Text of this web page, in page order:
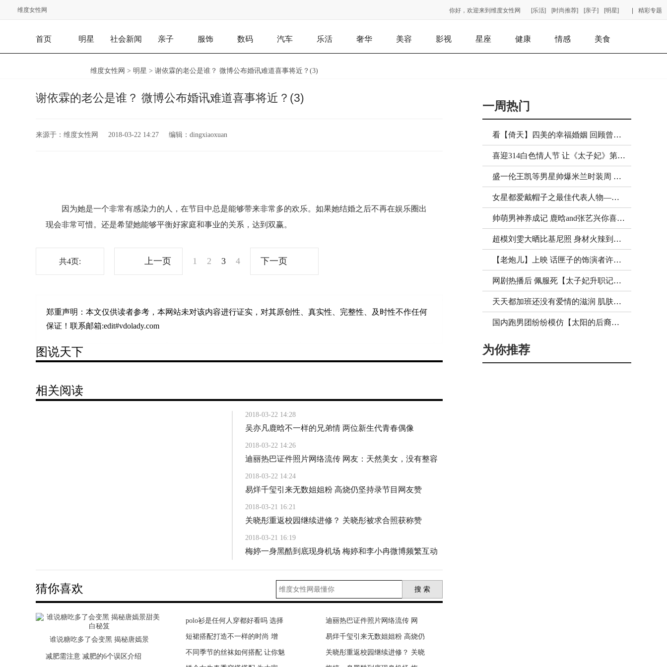
维度女性网 精彩专题
[乐活] [时尚推荐] [亲子] [明星]
你好，欢迎来到维度女性网
首页 明星 社会新闻 亲子 服饰 数码 汽车 乐活 奢华 美容 影视 星座 健康 情感 美食
维度女性网 > 明星 > 谢依霖的老公是谁？ 微博公布婚讯难道喜事将近？(3)
谢依霖的老公是谁？ 微博公布婚讯难道喜事将近？(3)
来源于： 维度女性网 2018-03-22 14:27 编辑： dingxiaoxuan
因为她是一个非常有感染力的人，在节目中总是能够带来非常多的欢乐。如果她结婚之后不再在娱乐圈出
现会非常可惜。还是希望她能够平衡好家庭和事业的关系，达到双赢。
共4页: 上一页 1 2 3 4 下一页
郑重声明： 本文仅供读者参考，本网站未对该内容进行证实，对其原创性、真实性、完整性、及时性不作任何
保证！联系邮箱:edit#vdolady.com
图说天下
相关阅读
2018-03-22 14:28
吴亦凡鹿晗不一样的兄弟情 两位新生代青春偶像
2018-03-22 14:26
迪丽热巴证件照片网络流传 网友：天然美女，没有整容
2018-03-22 14:24
易烊千玺引来无数姐姐粉 高烧仍坚持录节目网友赞
2018-03-21 16:21
关晓彤重返校园继续进修？ 关晓彤被求合照获称赞
2018-03-21 16:19
梅婷一身黑酷到底现身机场 梅婷和李小冉微博频繁互动
2018-03-21 16:17
吴千语在被点唱分手歌？ 网友:巧合还是故意?
猜你喜欢
谁说糖吃多了会变黑 揭秘唐嫣景
减肥需注意 减肥的6个误区介绍
polo衫是任何人穿都好看吗 选择
短裙搭配打造不一样的时尚 增
不同季节的丝袜如何搭配 让你魅
迪丽热巴证件照片网络流传 网
易烊千玺引来无数姐姐粉 高烧仍
关晓彤重返校园继续进修？ 关晓
女王节和金领冠相约喜马拉雅，享
如何让眼部保持一个年轻的状态？
健康宝宝不适合长期喝水解蛋白奶
这些“中国式育儿”太坑娃，看看
30年“懂感恩”回馈客户系列活动
V领重新占据时尚 学艺人成搭配
今年流行“紫外光” 教你把流行
裹围巾没那么简单 最时髦围围巾
一周热门
看【倚天】四美的幸福婚姻 回顾曾经剧中人物的现状！
喜迎314白色情人节 让《太子妃》第三版结局虐成狗吧！
盛一伦王凯等男星帅爆米兰时装周 一览为快！
女星都爱戴帽子之最佳代表人物——张歆艺！
帅萌男神养成记 鹿晗and张艺兴你喜欢哪一款？
超模刘雯大晒比基尼照 身材火辣到让你喷鼻血！
【老炮儿】上映 话匣子的饰演者许晴上热搜啦！
网剧热播后 佩服死【太子妃升职记】里的服、化、道了！
天天都加班还没有爱情的滋润 肌肤怎么能保养好？
国内跑男团纷纷模仿【太阳的后裔】陈赫郑恺画风突变！
为你推荐